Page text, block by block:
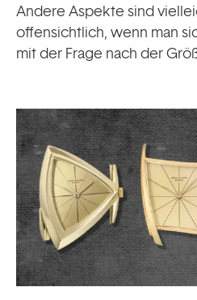
Andere Aspekte sind
offensichtlich, wenn man
mit der Frage nach der